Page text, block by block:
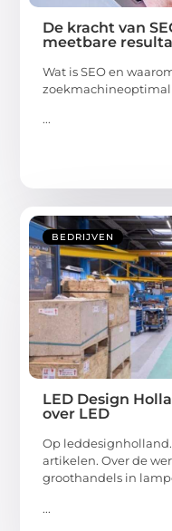
De kracht van
meetbare
Wat is SEO en
...
BEDRIJVEN
LED Design
over LED
Op
artikelen. Over de
groothandels in
...